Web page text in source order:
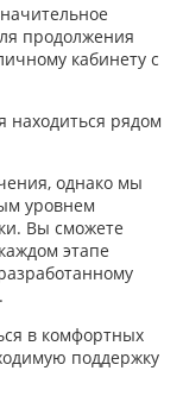
продолжения
кабинету с
находиться рядом
однако мы
уровнем
Вы сможете
этапе
в комфортных
поддержку